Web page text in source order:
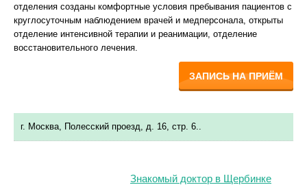
отделения созданы комфортные условия пребывания пациентов с
круглосуточным наблюдением врачей и медперсонала, открыты
отделение интенсивной терапии и реанимации, отделение
восстановительного лечения.
ЗАПИСЬ НА ПРИЁМ
г. Москва, Полесский проезд, д. 16, стр. 6..
Знакомый доктор в Щербинке